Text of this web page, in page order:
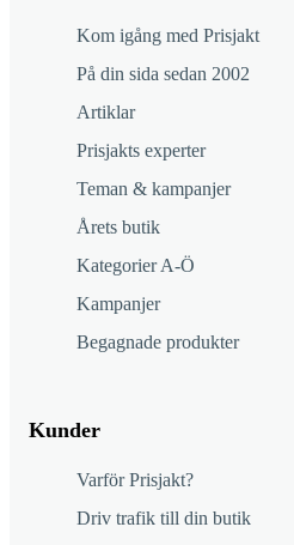
Kom igång med Prisjakt
På din sida sedan 2002
Artiklar
Prisjakts experter
Teman & kampanjer
Årets butik
Kategorier A-Ö
Kampanjer
Begagnade produkter
Kunder
Varför Prisjakt?
Driv trafik till din butik